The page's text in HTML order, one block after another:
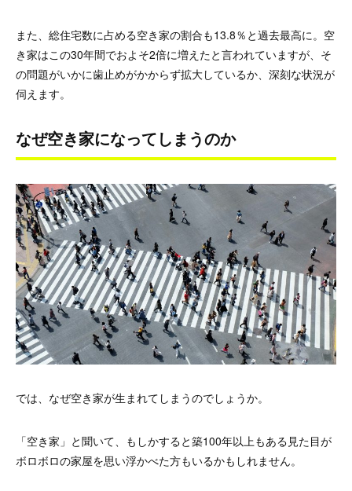
また、総住宅数に占める空き家の割合も13.8％と過去最高に。空
き家はこの30年間でおよそ2倍に増えたと言われていますが、そ
の問題がいかに歯止めがかからず拡大しているか、深刻な状況が
伺えます。
なぜ空き家になってしまうのか
では、なぜ空き家が生まれてしまうのでしょうか。
「空き家」と聞いて、もしかすると築100年以上もある見た目が
ボロボロの家屋を思い浮かべた方もいるかもしれません。